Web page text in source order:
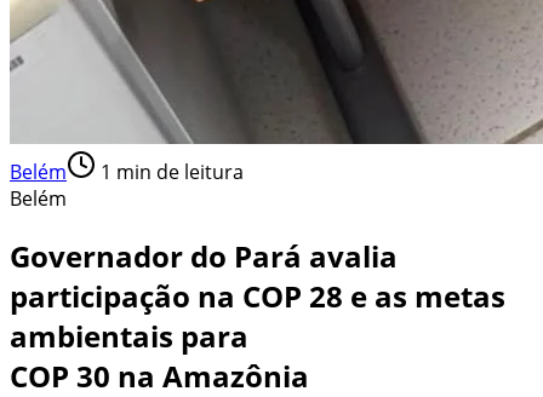
Belém 1 min de leitura
Belém
Governador do Pará avalia
participação na COP 28 e as metas
ambientais para
COP 30 na Amazônia